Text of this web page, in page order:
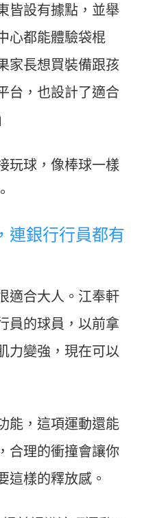
皆設有據點，並舉
心都能體驗袋棍
家長想買裝備跟孩
台，也設計了適合
玩球，像棒球一樣
連銀行行員都有
適合大人。江奉軒
員的球員，以前拿
力變強，現在可以
能，這項運動還能
合理的衝撞會讓你
這樣的釋放感。